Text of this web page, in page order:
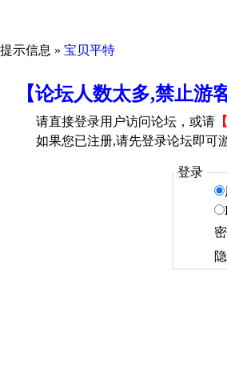
提示信息 » 宝贝平特
【论坛人数太多,禁止
请直接登录用户访问论坛，或请 【
如果您已注册,请先登录论坛即可
登录